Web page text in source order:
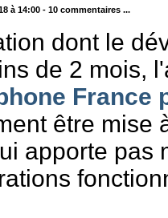
à 14:00 - 10 commentaires ...
dont le
de 2 mois,
France
être mise
apporte pas